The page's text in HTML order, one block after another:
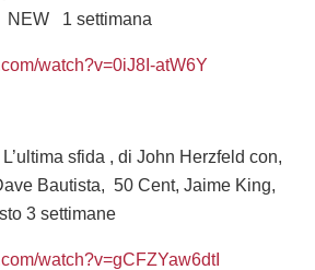
NEW 1 settimana
watch?v=0iJ8I-atW6Y
sfida , di John Herzfeld con,
Bautista, 50 Cent, Jaime King,
3 settimane
watch?v=gCFZYaw6dtI